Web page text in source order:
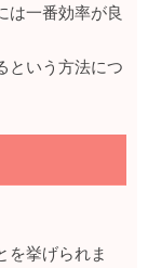
は一番効率が良
という方法につ
を挙げられま